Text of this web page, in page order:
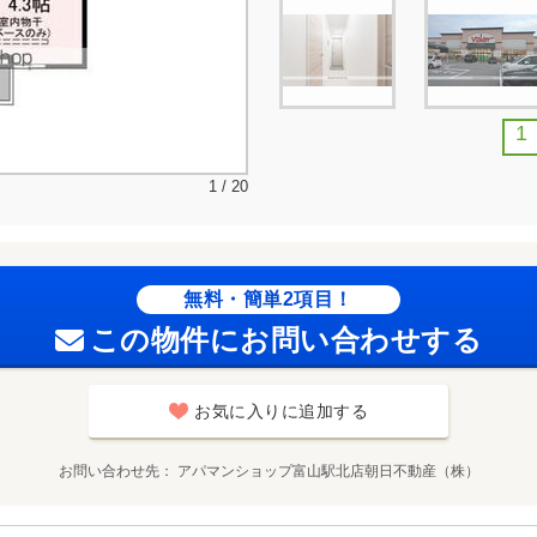
1 / 20
1
無料・簡単2項目！
この物件にお問い合わせする
お気に入りに追加する
お問い合わせ先 アパマンショップ富山駅北店朝日不動産（株）